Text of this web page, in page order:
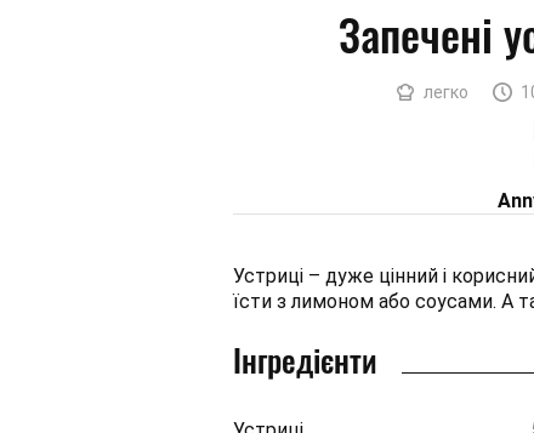
Запечені
легко
Устриці – дуже цінний і
їсти з лимоном або соусами. А
Інгредієнти